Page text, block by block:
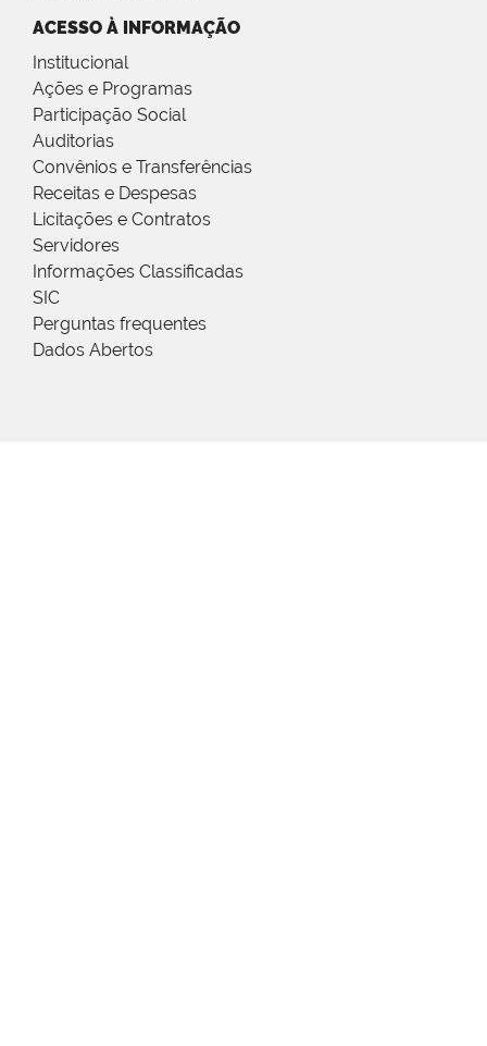
ACESSO À INFORMAÇÃO
Institucional
Ações e Programas
Participação Social
Auditorias
Convênios e Transferências
Receitas e Despesas
Licitações e Contratos
Servidores
Informações Classificadas
SIC
Perguntas frequentes
Dados Abertos